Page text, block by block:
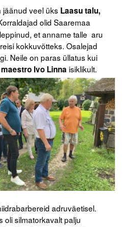
jäänud veel üks Laasu talu,
olid Saaremaa
et anname talle aru
kokkuvõtteks. Osalejad
Neile on paras üllatus kui
maestro Ivo Linna isiklikult.
adruväetisel.
oli silmatorkavalt palju